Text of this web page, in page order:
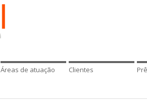
Áreas de atuação Clientes